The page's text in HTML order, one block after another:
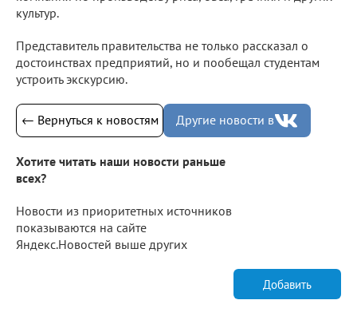
культур.
Представитель правительства не только рассказал о
достоинствах предприятий, но и пообещал студентам
устроить экскурсию.
← Вернуться к новостям Другие новости в
Хотите читать наши новости раньше
всех?
Новости из приоритетных источников
показываются на сайте
Яндекс.Новостей выше других
Добавить